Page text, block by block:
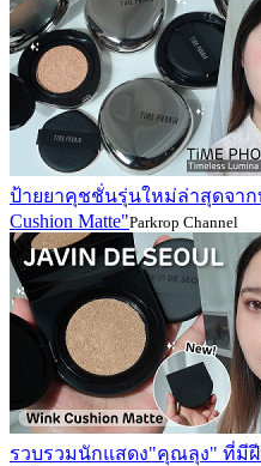
ป้ายยาคุชชั่นรุ่นใหม่ล่าสุดจากบ้
Cushion Matte"Parkrop Channel
รวบรวมนักแสดง"คุณลุง" ที่มี